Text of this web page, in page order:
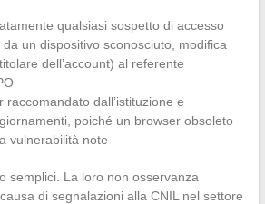
qualsiasi sospetto di accesso
un dispositivo sconosciuto, modifica
dell’account) al referente
raccomandato dall’istituzione e
poiché un browser obsoleto
vulnerabilità note
semplici. La loro non osservanza
di segnalazioni alla CNIL nel settore